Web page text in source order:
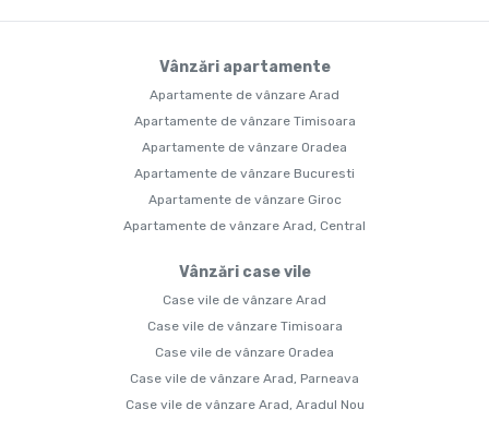
Vânzări apartamente
Apartamente de vânzare Arad
Apartamente de vânzare Timisoara
Apartamente de vânzare Oradea
Apartamente de vânzare Bucuresti
Apartamente de vânzare Giroc
Apartamente de vânzare Arad, Central
Vânzări case vile
Case vile de vânzare Arad
Case vile de vânzare Timisoara
Case vile de vânzare Oradea
Case vile de vânzare Arad, Parneava
Case vile de vânzare Arad, Aradul Nou